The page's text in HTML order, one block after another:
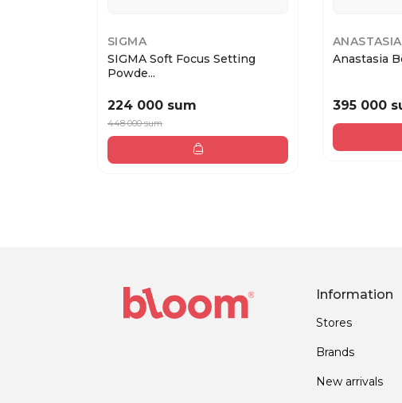
SIGMA
SIGMA Soft Focus Setting
Powde...
224 000 sum
448 000 sum
Anastasia
395 000
Information
Stores
Brands
New arrivals